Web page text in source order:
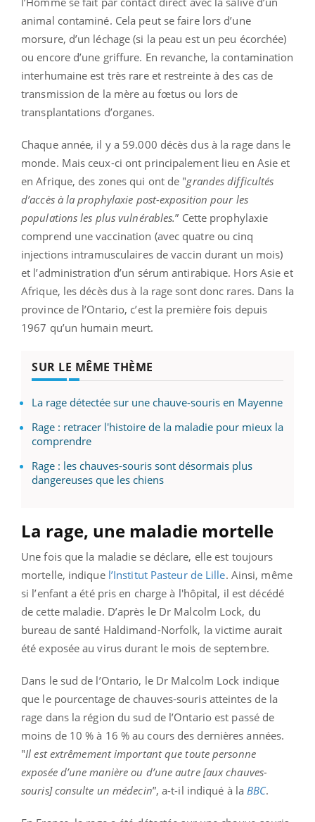
animal contaminé. Cela peut se faire lors d’une
morsure, d’un léchage (si la peau est un peu écorchée)
ou encore d’une griffure. En revanche, la contamination
interhumaine est très rare et restreinte à des cas de
transmission de la mère au fœtus ou lors de
transplantations d’organes.
Chaque année, il y a 59.000 décès dus à la rage dans le
monde. Mais ceux-ci ont principalement lieu en Asie et
en Afrique, des zones qui ont de "grandes difficultés
d’accès à la prophylaxie post-exposition pour les
populations les plus vulnérables.” Cette prophylaxie
comprend une vaccination (avec quatre ou cinq
injections intramusculaires de vaccin durant un mois)
et l’administration d’un sérum antirabique. Hors Asie et
Afrique, les décès dus à la rage sont donc rares. Dans la
province de l’Ontario, c’est la première fois depuis
1967 qu’un humain meurt.
SUR LE MÊME THÈME
La rage détectée sur une chauve-souris en Mayenne
Rage : retracer l'histoire de la maladie pour mieux la
comprendre
Rage : les chauves-souris sont désormais plus
dangereuses que les chiens
La rage, une maladie mortelle
Une fois que la maladie se déclare, elle est toujours
mortelle, indique l’Institut Pasteur de Lille. Ainsi, même
si l’enfant a été pris en charge à l'hôpital, il est décédé
de cette maladie. D’après le Dr Malcolm Lock, du
bureau de santé Haldimand-Norfolk, la victime aurait
été exposée au virus durant le mois de septembre.
Dans le sud de l’Ontario, le Dr Malcolm Lock indique
que le pourcentage de chauves-souris atteintes de la
rage dans la région du sud de l’Ontario est passé de
moins de 10 % à 16 % au cours des dernières années.
"Il est extrêmement important que toute personne
exposée d’une manière ou d’une autre [aux chauves-
souris] consulte un médecin”, a-t-il indiqué à la BBC.